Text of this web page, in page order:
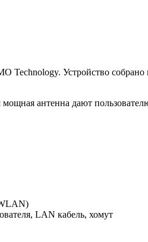
Technology. Устройство
антенна дают
LAN кабель, хомут